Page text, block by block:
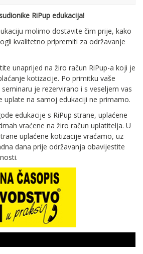
RiPup edukacija!
molimo dostavite čim prije, kako
kvalitetno pripremiti za održavanje
unaprijed na žiro račun RiPup-a koji je
kotizacije. Po primitku vaše
je rezervirano i s veseljem vas
uplate na samoj edukaciji ne primamo.
edukacije s RiPup strane, uplaćene
vraćene na žiro račun uplatitelja. U
uplaćene kotizacije vraćamo, uz
dana prije održavanja obavijestite